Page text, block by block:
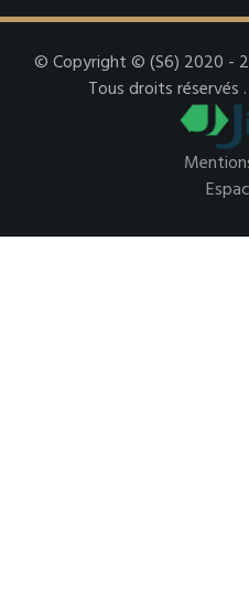
© Copyright © (S6) 2020 -
Tous droits réservés